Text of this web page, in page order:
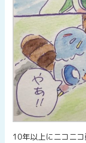
10年以上にニコニ